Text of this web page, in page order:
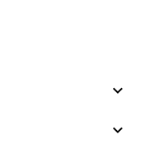
expand_more
expand_more